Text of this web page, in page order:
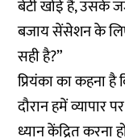
बेटी खोई है, उसके
बजाय सेंसेशन के
सही है?”
प्रियंका का कहना
दौरान हमें
ध्यान केंद्रित करना